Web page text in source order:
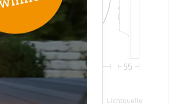
55
420
Lichtquelle